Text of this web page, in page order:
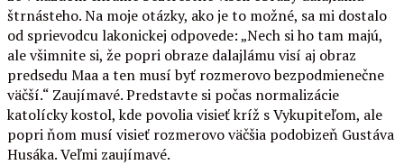
štrnásteho. Na moje otázky, ako je to možné, sa mi dostalo
od sprievodcu lakonickej odpovede: „Nech si ho tam majú,
ale všimnite si, že popri obraze dalajlámu visí aj obraz
predsedu Maa a ten musí byť rozmerovo bezpodmienečne
väčší.“ Zaujímavé. Predstavte si počas normalizácie
katolícky kostol, kde povolia visieť kríž s Vykupiteľom, ale
popri ňom musí visieť rozmerovo väčšia podobizeň Gustáva
Husáka. Veľmi zaujímavé.